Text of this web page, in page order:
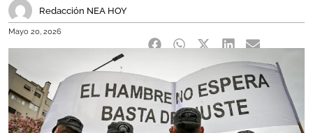
Redacción NEA HOY
Mayo 20, 2026